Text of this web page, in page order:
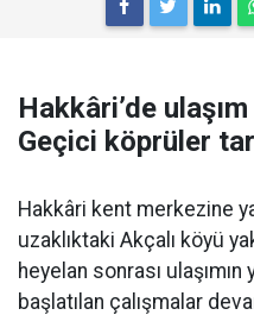
Hakkâri’de
Geçici köprüler
Hakkâri kent merkezine
uzaklıktaki Akçalı köyü
heyelan sonrası
başlatılan çalışmalar